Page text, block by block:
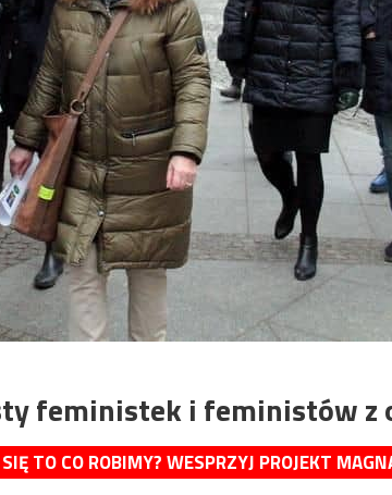
feministek i feministów z
TO CO ROBIMY? WESPRZYJ PROJEKT